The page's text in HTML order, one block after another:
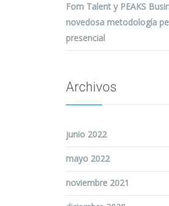
Fom Talent y PEAKS
novedosa metodología
presencial
Archivos
junio 2022
mayo 2022
noviembre 2021